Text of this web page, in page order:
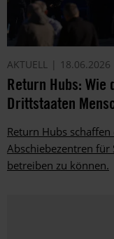
AKTUELL 18.06.2026
Return Hubs: Wie
Drittstaaten
Return Hubs
Abschiebezentren für
betreiben zu können.